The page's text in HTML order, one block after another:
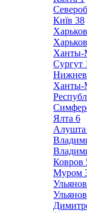
Київ 38
Харьков
Ханты-
Сургут
Ханты-
Ялта 6
Алушта
Ковров
Муром